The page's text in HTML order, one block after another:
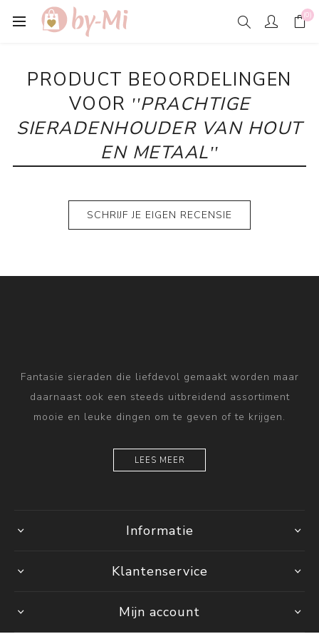
(0)
PRODUCT BEOORDELINGEN
VOOR
PRACHTIGE
SIERADENHOUDER VAN HOUT
EN METAAL
SCHRIJF JE EIGEN RECENSIE
Fantasie sieraden die liefdevol gemaakt worden maar
daarnaast ook een steeds uitbreidend assortiment
mooie en leuke dingen om te geven of te krijgen.
LEES MEER
Informatie
Klantenservice
Mijn account